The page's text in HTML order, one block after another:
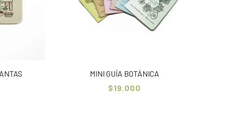
MINI GUÍA BOTÁNICA
$19.000